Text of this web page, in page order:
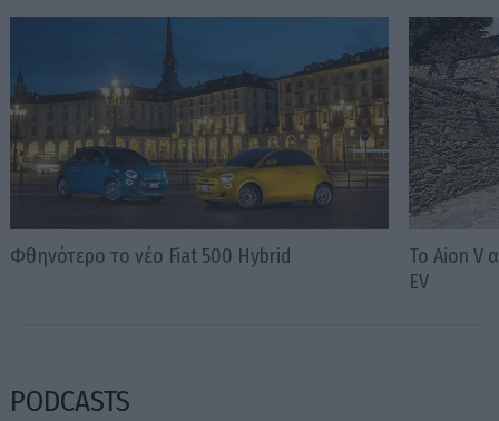
Φθηνότερο το νέο Fiat 500 Hybrid
Το Aion V
EV
PODCASTS